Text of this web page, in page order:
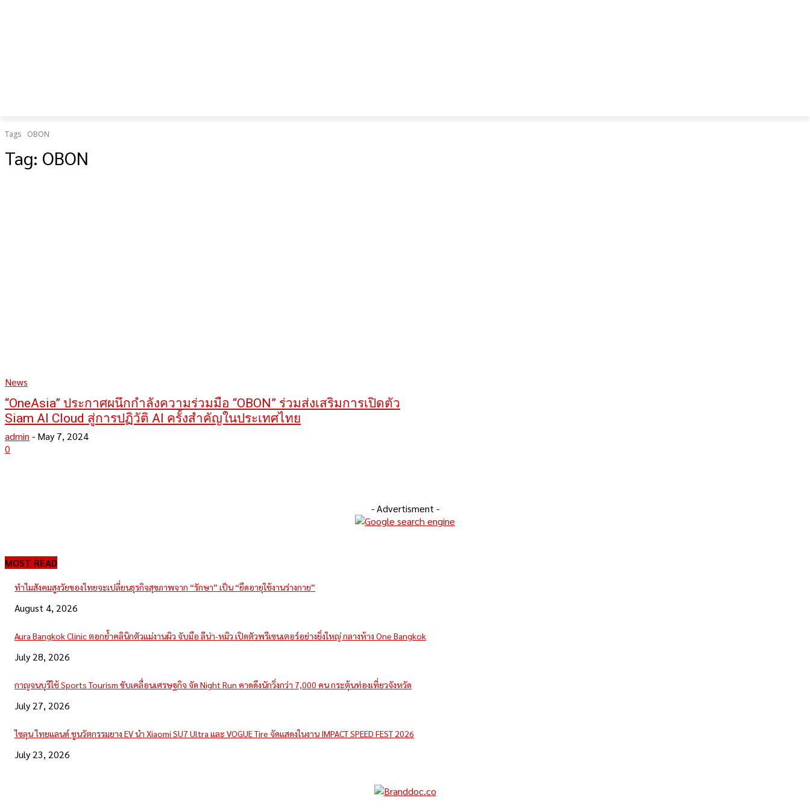
Tags OBON
Tag: OBON
News
“OneAsia” ประกาศผนึกกำลังความร่วมมือ “OBON” ร่วมส่งเสริมการเปิดตัว
Siam AI Cloud สู่การปฏิวัติ AI ครั้งสำคัญในประเทศไทย
admin - May 7, 2024
0
- Advertisment -
MOST READ
ทำไมสังคมสูงวัยของไทยจะเปลี่ยนธุรกิจสุขภาพจาก “รักษา” เป็น “ยืดอายุใช้งานร่างกาย”
August 4, 2026
Aura Bangkok Clinic ตอกย้ำคลินิกตัวแม่งานผิว จับมือ ลีน่า-หมิว เปิดตัวพรีเซนเตอร์อย่างยิ่งใหญ่ กลางห้าง One Bangkok
July 28, 2026
กาญจนบุรีใช้ Sports Tourism ขับเคลื่อนเศรษฐกิจ จัด Night Run คาดดึงนักวิ่งกว่า 7,000 คน กระตุ้นท่องเที่ยวจังหวัด
July 27, 2026
ไซลุน ไทยแลนด์ ชูนวัตกรรมยาง EV นำ Xiaomi SU7 Ultra และ VOGUE Tire จัดแสดงในงาน IMPACT SPEED FEST 2026
July 23, 2026